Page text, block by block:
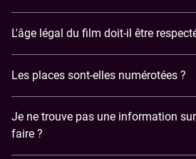
L'âge légal du film doit-il être
Les places sont-elles numérotées ?
Je ne trouve pas une information
faire ?